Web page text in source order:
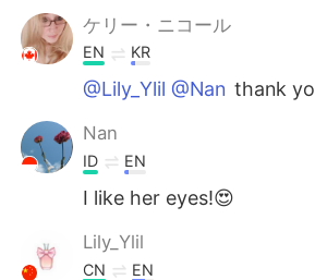
ケリー・ニコール
EN KR
@Lily_Ylil @Nan thank
Nan
ID EN
I like her eyes!😍
Lily_Ylil
CN EN